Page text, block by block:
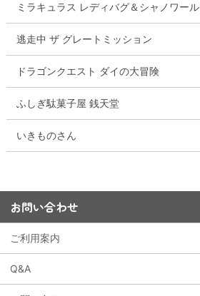
ミラキュラス レディバグ＆シャノワール
逃走中 ザ グレートミッション
ドラゴンクエスト ダイの大冒険
ふしぎ駄菓子屋 銭天堂
いきものさん
お問い合わせ
ご利用案内
Q&A